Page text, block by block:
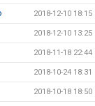
2018-12-10 18:15
2018-12-10 13:25
2018-11-18 22:44
2018-10-24 18:31
2018-10-18 18:50